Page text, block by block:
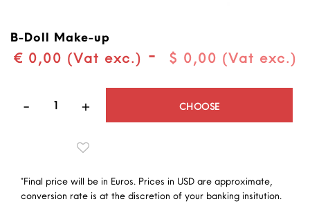
B-Doll Make-up
€ 0,00 (Vat exc.) - $ 0,00 (Vat exc.)
CHOOSE
*Final price will be in Euros. Prices in USD are approximate,
conversion rate is at the discretion of your banking insitution.